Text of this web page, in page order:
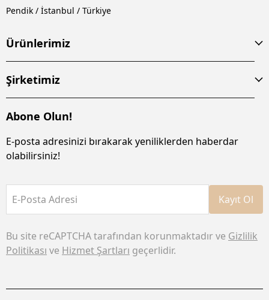
Pendik / İstanbul / Türkiye
Ürünlerimiz
Şirketimiz
Abone Olun!
E-posta adresinizi bırakarak yeniliklerden haberdar
olabilirsiniz!
E-Posta Adresi Kayıt Ol
Bu site reCAPTCHA tarafından korunmaktadır ve Gizlilik
Politikası ve Hizmet Şartları geçerlidir.